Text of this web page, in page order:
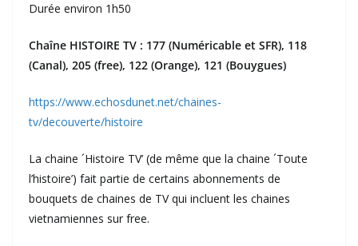
Durée environ 1h50
Chaîne HISTOIRE TV : 177 (Numéricable et SFR), 118
(Canal), 205 (free), 122 (Orange), 121 (Bouygues)
https://www.echosdunet.net/chaines-
tv/decouverte/histoire
La chaine ´Histoire TV’ (de même que la chaine ´Toute
l’histoire’) fait partie de certains abonnements de
bouquets de chaines de TV qui incluent les chaines
vietnamiennes sur free.